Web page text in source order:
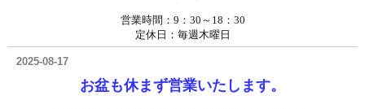
営業時間：9：30～18：30
定休日：毎週木曜日
2025-08-17
お盆も休まず営業いたします。